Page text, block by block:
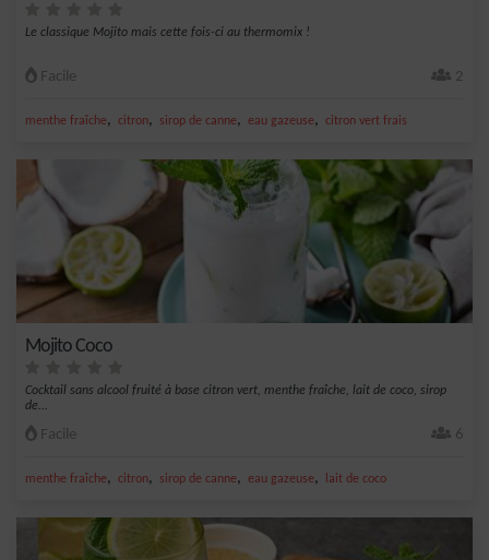
Le classique Mojito mais cette fois-ci au thermomix !
Facile 2
menthe fraîche, citron, sirop de canne, eau gazeuse, citron vert frais
Mojito Coco
Cocktail sans alcool fruité à base citron vert, menthe fraîche, lait de coco, sirop
de...
Facile 6
menthe fraîche, citron, sirop de canne, eau gazeuse, lait de coco